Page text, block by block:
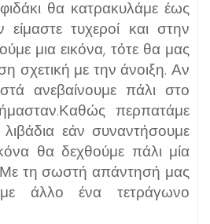
θα κατρακυλάμε έως
τυχεροί και στην
μια εικόνα, τότε θα μας
σχετική με την άνοιξη. Αν
ανεβαίνουμε πάλι στο
περπατάμε
εάν συναντήσουμε
θα δεχθούμε πάλι μία
Με τη σωστή απάντησή μας
άλλο ένα τετράγωνο